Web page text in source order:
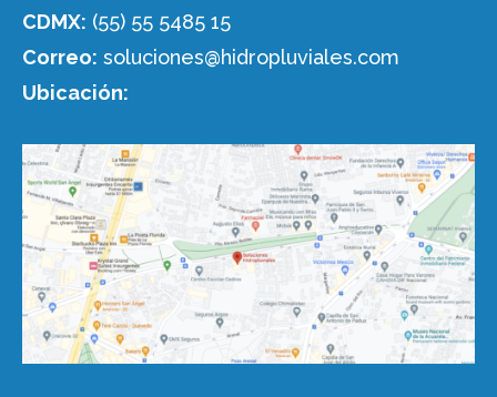
CDMX: (55) 55 5485 15
Correo: soluciones@hidropluviales.com
Ubicación: